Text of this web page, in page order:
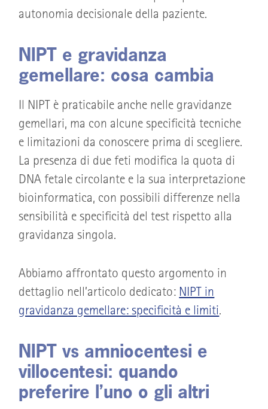
autonomia decisionale della paziente.
NIPT e gravidanza
gemellare: cosa cambia
Il NIPT è praticabile anche nelle gravidanze
gemellari, ma con alcune specificità tecniche
e limitazioni da conoscere prima di scegliere.
La presenza di due feti modifica la quota di
DNA fetale circolante e la sua interpretazione
bioinformatica, con possibili differenze nella
sensibilità e specificità del test rispetto alla
gravidanza singola.
Abbiamo affrontato questo argomento in
dettaglio nell’articolo dedicato: NIPT in
gravidanza gemellare: specificità e limiti.
NIPT vs amniocentesi e
villocentesi: quando
preferire l’uno o gli altri